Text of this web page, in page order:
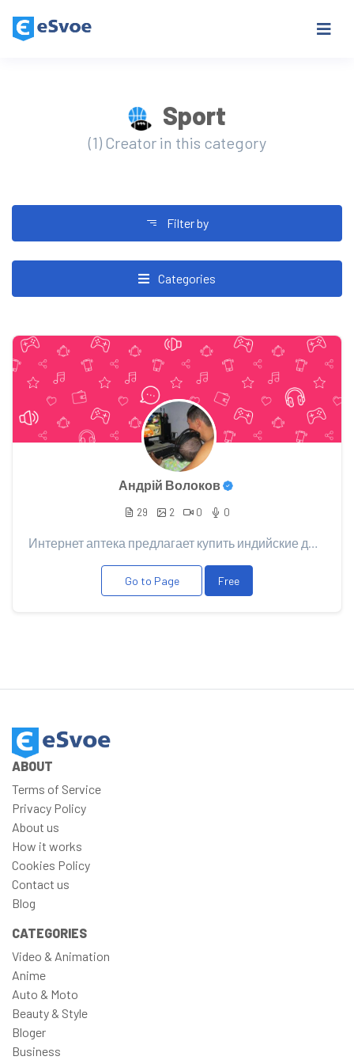
Sport
(1) Creator in this category
Filter by
Categories
Андрій Волоков
29 2 0 0
Go to Page Free
ABOUT
Terms of Service
Privacy Policy
About us
How it works
Cookies Policy
Contact us
Blog
CATEGORIES
Video & Animation
Anime
Auto & Moto
Beauty & Style
Bloger
Business